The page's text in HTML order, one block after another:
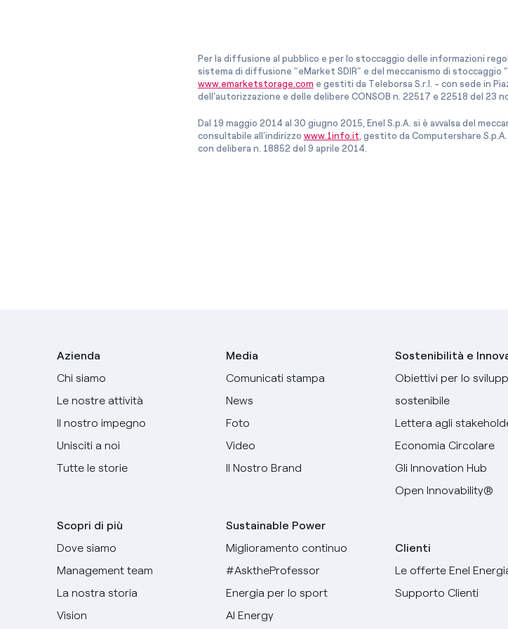
Per la diffusione al pubblico e per lo stoccaggio delle informazioni
sistema di diffusione “eMarket SDIR” e del meccanismo di stoccaggio
www.emarketstorage.com e gestiti da Teleborsa S.r.l. - con sede in
dell'autorizzazione e delle delibere CONSOB n. 22517 e 22518 del 23
Dal 19 maggio 2014 al 30 giugno 2015, Enel S.p.A. si è avvalsa del
consultabile all’indirizzo www.1info.it , gestito da Computershare
con delibera n. 18852 del 9 aprile 2014.
Azienda
Chi siamo
Le nostre attività
Il nostro impegno
Unisciti a noi
Tutte le storie
Scopri di più
Dove siamo
Management team
La nostra storia
Vision
Media
Comunicati stampa
News
Foto
Video
Il Nostro Brand
Sustainable Power
Miglioramento continuo
#AsktheProfessor
Energia per lo sport
AI Energy
Sostenibilità e
Obiettivi per lo
sostenibile
Lettera agli
Economia Circolare
Gli Innovation Hub
Open Innovability®
Clienti
Le offerte Enel
Supporto Clienti
Seleziona la tua